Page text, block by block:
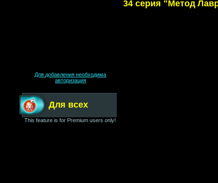
Для добавления необходима
авторизация
Для всех
This feature is for Premium users only!
34 серия "Метод